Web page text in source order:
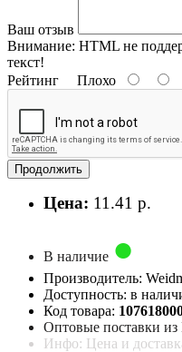
Ваш отзыв
Внимание: HTML не
текст!
Рейтинг Плохо
Продолжить
Цена: 11.41 р.
В наличие
Производитель:
Доступность: в
Код товара:
Оптовые поставки из
Инфо: Цена и